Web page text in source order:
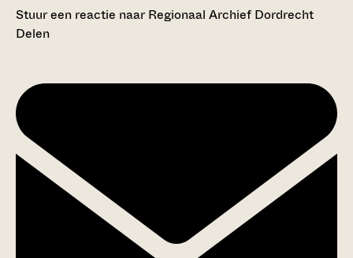
Stuur een reactie naar Regionaal Archief Dordrecht
Delen